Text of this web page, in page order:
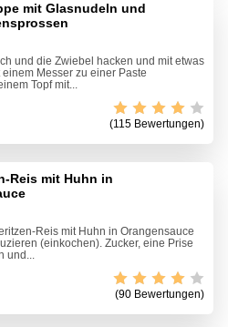
mit Glasnudeln und
und die Zwiebel hacken und mit etwas
Messer zu einer Paste
Topf mit...
(115 Bewertungen)
Reis mit Huhn in
Reis mit Huhn in Orangensauce
(einkochen). Zucker, eine Prise
und...
(90 Bewertungen)